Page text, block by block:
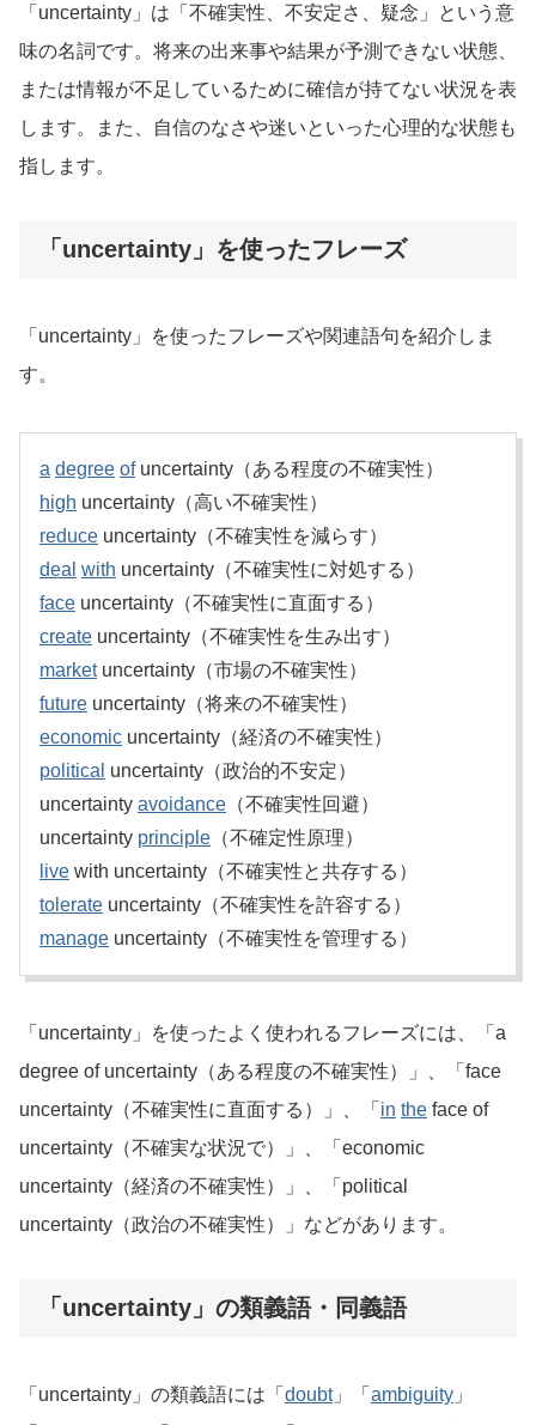
「uncertainty」は「不確実性、不安定さ、疑念」という意
味の名詞です。将来の出来事や結果が予測できない状態、
または情報が不足しているために確信が持てない状況を表
します。また、自信のなさや迷いといった心理的な状態も
指します。
「uncertainty」を使ったフレーズ
「uncertainty」を使ったフレーズや関連語句を紹介しま
す。
a degree ofuncertainty（ある程度の不確実性）
high uncertainty（高い不確実性）
reduce uncertainty（不確実性を減らす）
deal with uncertainty（不確実性に対処する）
face uncertainty（不確実性に直面する）
create uncertainty（不確実性を生み出す）
marketuncertainty（市場の不確実性）
future uncertainty（将来の不確実性）
economic uncertainty（経済の不確実性）
political uncertainty（政治的不安定）
uncertainty avoidance （不確実性回避）
uncertainty principle （不確定性原理）
live with uncertainty（不確実性と共存する）
tolerate uncertainty（不確実性を許容する）
manage uncertainty（不確実性を管理する）
「uncertainty」を使ったよく使われるフレーズには、「a
degree of uncertainty（ある程度の不確実性）」、「face
uncertainty（不確実性に直面する）」、「 in the face of
uncertainty（不確実な状況で）」、「economic
uncertainty（経済の不確実性）」、「political
uncertainty（政治の不確実性）」などがあります。
「uncertainty」の類義語・同義語
「uncertainty」の類義語には「 doubt」「 ambiguity 」